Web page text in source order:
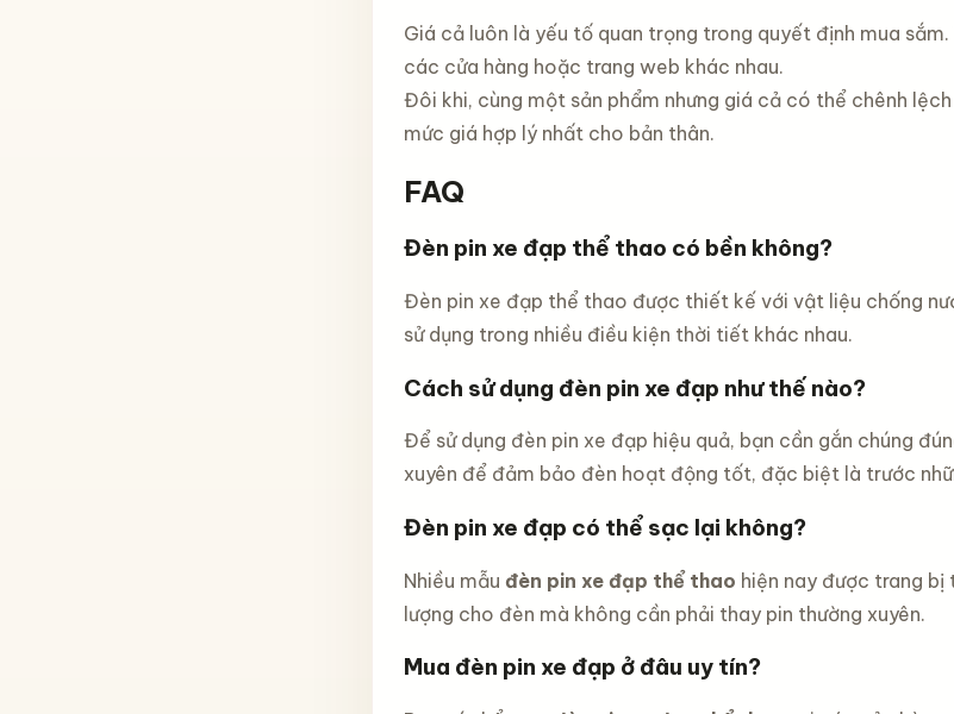
Giá cả luôn là yếu tố quan trọng trong quyết định mua
các cửa hàng hoặc trang web khác nhau.
Đôi khi, cùng một sản phẩm nhưng giá cả có thể chênh
mức giá hợp lý nhất cho bản thân.
FAQ
Đèn pin xe đạp thể thao có bền không?
Đèn pin xe đạp thể thao được thiết kế với vật liệu chống
sử dụng trong nhiều điều kiện thời tiết khác nhau.
Cách sử dụng đèn pin xe đạp như thế nào?
Để sử dụng đèn pin xe đạp hiệu quả, bạn cần gắn chúng
xuyên để đảm bảo đèn hoạt động tốt, đặc biệt là trước
Đèn pin xe đạp có thể sạc lại không?
Nhiều mẫu đèn pin xe đạp thể thao hiện nay được trang bị
lượng cho đèn mà không cần phải thay pin thường xuyên.
Mua đèn pin xe đạp ở đâu uy tín?